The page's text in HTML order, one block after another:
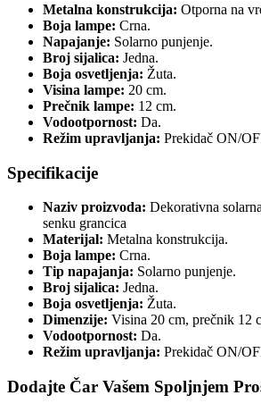
Metalna konstrukcija: Otporna na
Boja lampe: Crna.
Napajanje: Solarno punjenje.
Broj sijalica: Jedna.
Boja osvetljenja: Žuta.
Visina lampe: 20 cm.
Prečnik lampe: 12 cm.
Vodootpornost: Da.
Režim upravljanja: Prekidač ON/
Specifikacije
Naziv proizvoda: Dekorativna
senku grancica
Materijal: Metalna konstrukcija.
Boja lampe: Crna.
Tip napajanja: Solarno punjenje.
Broj sijalica: Jedna.
Boja osvetljenja: Žuta.
Dimenzije: Visina 20 cm, prečnik 12
Vodootpornost: Da.
Režim upravljanja: Prekidač ON/
Dodajte Čar Vašem Spoljnjem